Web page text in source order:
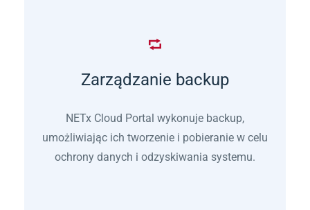
Zarządzanie backup
NETx Cloud Portal wykonuje backup,
umożliwiając ich tworzenie i pobieranie w celu
ochrony danych i odzyskiwania systemu.